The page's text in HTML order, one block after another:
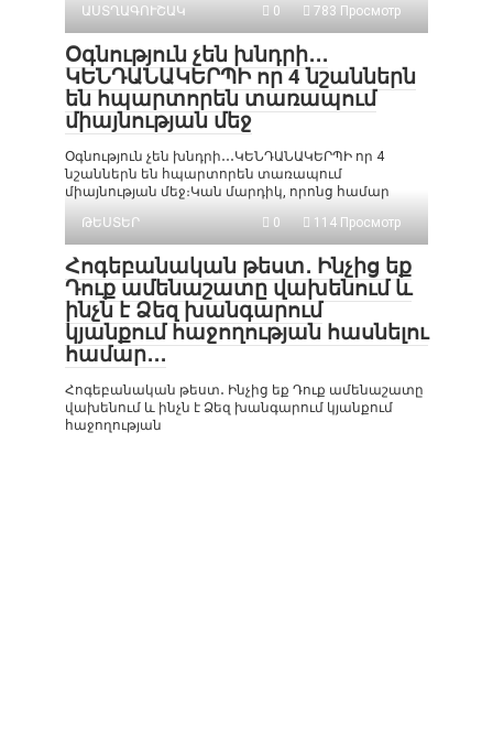
ԱՍՏՂԱԳՈՒՇԱԿ
0 783 Просмотр
Օգնություն չեն խնդրի․․․
ԿԵՆԴԱՆԱԿԵՐՊԻ որ 4 նշաններն
են հպարտորեն տառապում
միայնության մեջ
Օգնություն չեն խնդրի․․․ԿԵՆԴԱՆԱԿԵՐՊԻ որ 4
նշաններն են հպարտորեն տառապում
միայնության մեջ։Կան մարդիկ, որոնց համար
ԹԵՍՏԵՐ
0 114 Просмотр
Հոգեբանական թեստ․ Ինչից եք
Դուք ամենաշատը վախենում և
ինչն է Ձեզ խանգարում
կյանքում հաջողության հասնելու
համար․․․
Հոգեբանական թեստ․ Ինչից եք Դուք ամենաշատը
վախենում և ինչն է Ձեզ խանգարում կյանքում
հաջողության